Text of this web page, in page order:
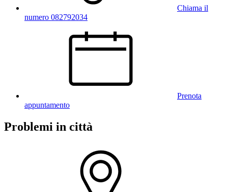
Chiama il
numero 082792034
Prenota
appuntamento
Problemi in città